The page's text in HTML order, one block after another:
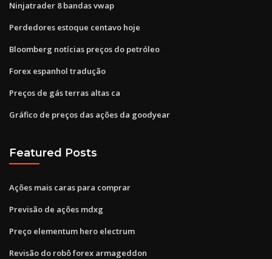
Ninjatrader 8 bandas vwap
Perdedores estoque centavo hoje
Bloomberg notícias preços do petróleo
Forex espanhol tradução
Preços de gás terras altas ca
Gráfico de preços das ações da goodyear
Featured Posts
Ações mais caras para comprar
Previsão de ações mdxg
Preço elementum hero electrum
Revisão do robô forex armageddon